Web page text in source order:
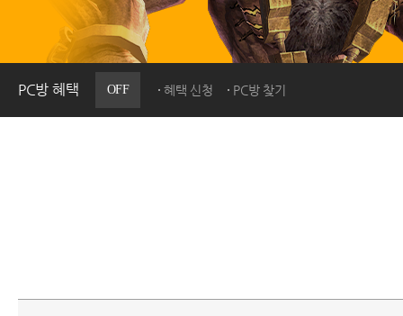
PC방 혜택 OFF 혜택 신청 PC방 찾기